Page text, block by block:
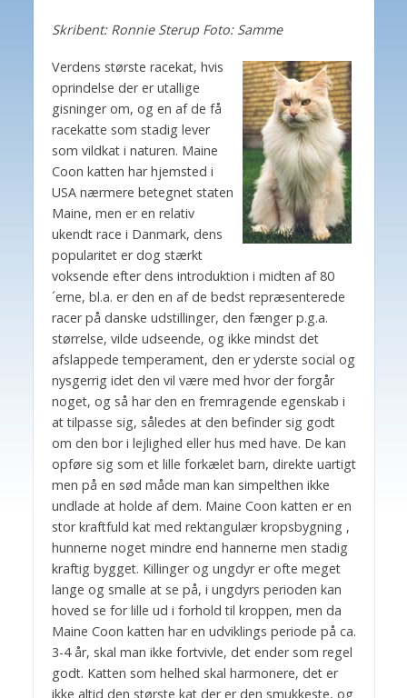
Skribent: Ronnie Sterup Foto: Samme
Verdens største racekat, hvis
oprindelse der er utallige
gisninger om, og en af de få
racekatte som stadig lever
som vildkat i naturen. Maine
Coon katten har hjemsted i
USA nærmere betegnet staten
Maine, men er en relativ
ukendt race i Danmark, dens
popularitet er dog stærkt
voksende efter dens introduktion i midten af 80
´erne, bl.a. er den en af de bedst repræsenterede
racer på danske udstillinger, den fænger p.g.a.
størrelse, vilde udseende, og ikke mindst det
afslappede temperament, den er yderste social og
nysgerrig idet den vil være med hvor der forgår
noget, og så har den en fremragende egenskab i
at tilpasse sig, således at den befinder sig godt
om den bor i lejlighed eller hus med have. De kan
opføre sig som et lille forkælet barn, direkte uartigt
men på en sød måde man kan simpelthen ikke
undlade at holde af dem. Maine Coon katten er en
stor kraftfuld kat med rektangulær kropsbygning ,
hunnerne noget mindre end hannerne men stadig
kraftig bygget. Killinger og ungdyr er ofte meget
lange og smalle at se på, i ungdyrs perioden kan
hoved se for lille ud i forhold til kroppen, men da
Maine Coon katten har en udviklings periode på ca.
3-4 år, skal man ikke fortvivle, det ender som regel
godt. Katten som helhed skal harmonere, det er
ikke altid den største kat der er den smukkeste, og